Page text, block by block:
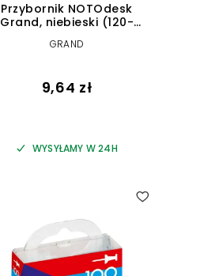
Przybornik NOTOdesk
Grand, niebieski (120-
GRAND
9,64 zł
WYSYŁAMY W 24H